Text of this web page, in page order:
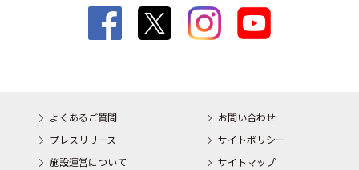
よくあるご質問
お問い合わせ
プレスリリース
サイトポリシー
施設運営について
サイトマップ